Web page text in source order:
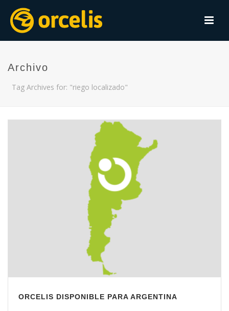
Archivo
Tag Archives for: "riego localizado"
ORCELIS DISPONIBLE PARA ARGENTINA